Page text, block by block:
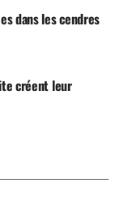
dans les cendres
créent leur